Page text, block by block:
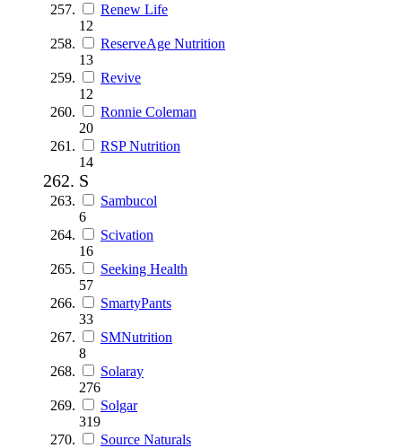
Renew Life
12
ReserveAge Nutrition
13
Revive
12
Ronnie Coleman
20
RSP Nutrition
14
S
Sambucol
6
Scivation
16
Seeking Health
57
SmartyPants
33
SMNutrition
8
Solaray
276
Solgar
319
Source Naturals